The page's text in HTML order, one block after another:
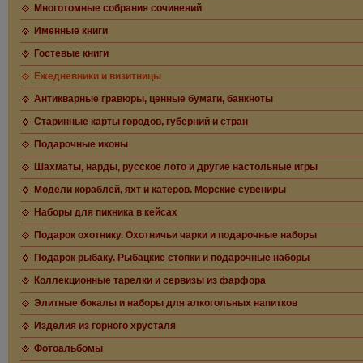
Многотомные собрания сочинений
Именные книги
Гостевые книги
Ежедневники и визитницы
Антикварные гравюры, ценные бумаги, банкноты
Старинные карты городов, губерний и стран
Подарочные иконы
Шахматы, нарды, русское лото и другие настольные игры
Модели кораблей, яхт и катеров. Морские сувениры
Наборы для пикника в кейсах
Подарок охотнику. Охотничьи чарки и подарочные наборы
Подарок рыбаку. Рыбацкие стопки и подарочные наборы
Коллекционные тарелки и сервизы из фарфора
Элитные бокалы и наборы для алкогольных напитков
Изделия из горного хрусталя
Фотоальбомы